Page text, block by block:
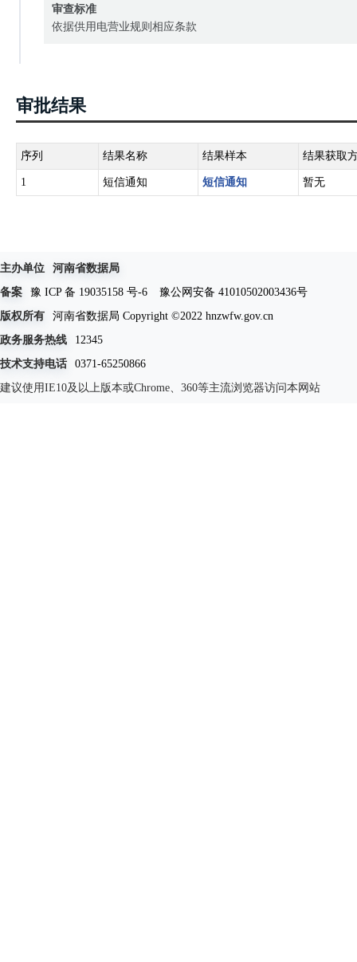
审查标准
依据供用电营业规则相应条款
审批结果
序列 结果名称 结果样本 结果获取
1 短信通知 短信通知 暂无
主办单位
河南省数据局
备案
豫 ICP 备 19035158 号-6
豫公网安备 41010502003436号
版权所有
河南省数据局 Copyright ©2022 hnzwfw.gov.cn
政务服务热线
12345
技术支持电话
0371-65250866
建议使用IE10及以上版本或Chrome、360等主流浏览器访问本网站